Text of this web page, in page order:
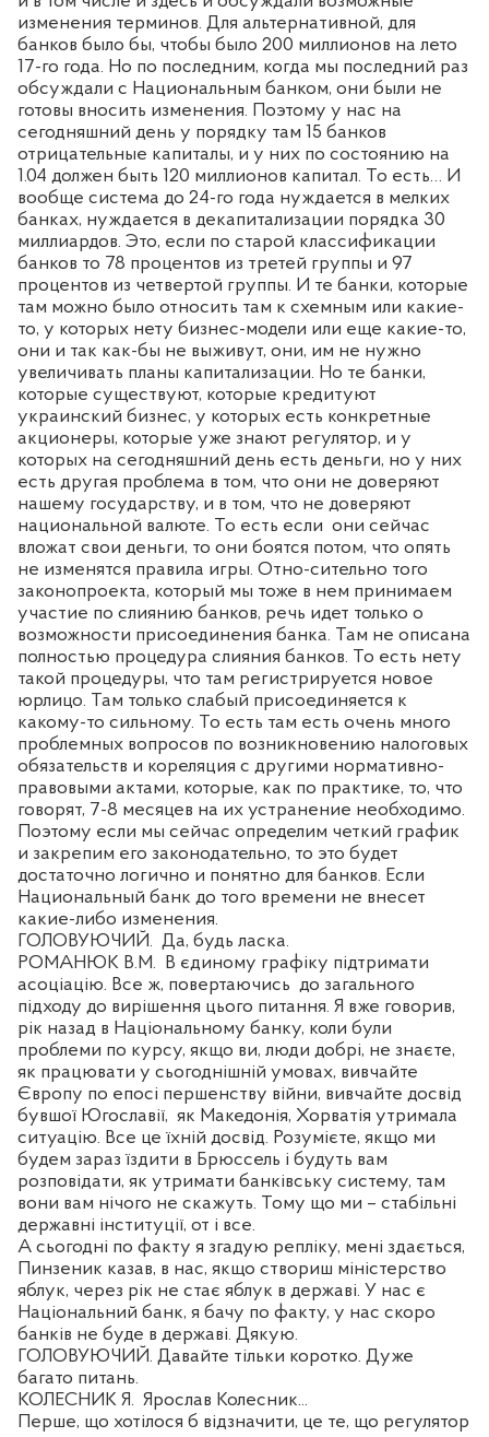
изменения терминов. Для альтернативной, для
банков было бы, чтобы было 200 миллионов на лето
17-го года. Но по последним, когда мы последний раз
обсуждали с Национальным банком, они были не
готовы вносить изменения. Поэтому у нас на
сегодняшний день у порядку там 15 банков
отрицательные капиталы, и у них по состоянию на
1.04 должен быть 120 миллионов капитал. То есть… И
вообще система до 24-го года нуждается в мелких
банках, нуждается в декапитализации порядка 30
миллиардов. Это, если по старой классификации
банков то 78 процентов из третей группы и 97
процентов из четвертой группы. И те банки, которые
там можно было относить там к схемным или какие-
то, у которых нету бизнес-модели или еще какие-то,
они и так как-бы не выживут, они, им не нужно
увеличивать планы капитализации. Но те банки,
которые существуют, которые кредитуют
украинский бизнес, у которых есть конкретные
акционеры, которые уже знают регулятор, и у
которых на сегодняшний день есть деньги, но у них
есть другая проблема в том, что они не доверяют
нашему государству, и в том, что не доверяют
национальной валюте. То есть если они сейчас
вложат свои деньги, то они боятся потом, что опять
не изменятся правила игры. Отно-сительно того
законопроекта, который мы тоже в нем принимаем
участие по слиянию банков, речь идет только о
возможности присоединения банка. Там не описана
полностью процедура слияния банков. То есть нету
такой процедуры, что там регистрируется новое
юрлицо. Там только слабый присоединяется к
какому-то сильному. То есть там есть очень много
проблемных вопросов по возникновению налоговых
обязательств и кореляция с другими нормативно-
правовыми актами, которые, как по практике, то, что
говорят, 7-8 месяцев на их устранение необходимо.
Поэтому если мы сейчас определим четкий график
и закрепим его законодательно, то это будет
достаточно логично и понятно для банков. Если
Национальный банк до того времени не внесет
какие-либо изменения.
ГОЛОВУЮЧИЙ. Да, будь ласка.
РОМАНЮК В.М.
В єдиному графіку підтримати
асоціацію. Все ж, повертаючись до загального
підходу до вирішення цього питання. Я вже говорив,
рік назад в Національному банку, коли були
проблеми по курсу, якщо ви, люди добрі, не знаєте,
як працювати у сьогоднішній умовах, вивчайте
Європу по епосі першенству війни, вивчайте досвід
бувшої Югославії, як Македонія, Хорватія утримала
ситуацію. Все це їхній досвід. Розумієте, якщо ми
будем зараз їздити в Брюссель і будуть вам
розповідати, як утримати банківську систему, там
вони вам нічого не скажуть. Тому що ми – стабільні
державні інституції, от і все.
А сьогодні по факту я згадую репліку, мені здається,
Пинзеник казав, в нас, якщо створиш міністерство
яблук, через рік не стає яблук в державі. У нас є
Національний банк, я бачу по факту, у нас скоро
банків не буде в державі. Дякую.
ГОЛОВУЮЧИЙ. Давайте тільки коротко. Дуже
багато питань.
КОЛЕСНИК Я. Ярослав Колесник...
Перше, що хотілося б відзначити, це те, що регулятор